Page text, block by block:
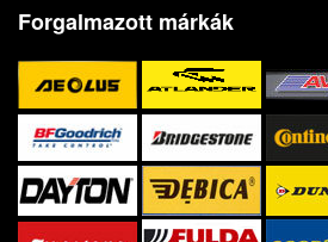
Forgalmazott márkák